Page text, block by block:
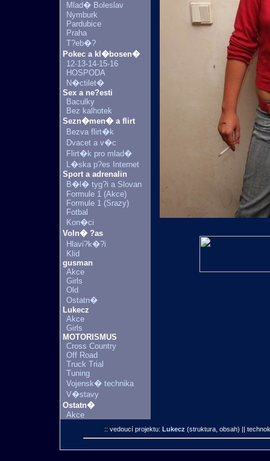
Mlad� Boleslav
Nymburk
Pardubice
Praha
T?eb�?
Pokec a kl�bosen�
12-13-14-15-16
HOSPODA
N�ctilet�
Sex a ne?esti
Baculky
Bez kalhotek
Sezn�men� a flirt
Bezva flirt�k
Dvacet a v�c
Flirt�k pro mlad�
L�ska p?es Internet
Sport a adrenalin
B�l� tyg?i a Slovan
Formule 1 (Akce)
Formule 1 (Srazy)
Fotbal
Kon�ci
Voln� ?as
Hlavi?k�?i
Klid
gusman
Akce
Girls
Old
Ostatn�
Lukecz
Akce
Girls
MOTORISMUS
Cross Country
Off Road
Truck Trial
Tuning
Vojensk� technika
V�stavy
Ostatn�
Akce
:: vedoucí projektu: Lukecz (struktura, obsah) ||